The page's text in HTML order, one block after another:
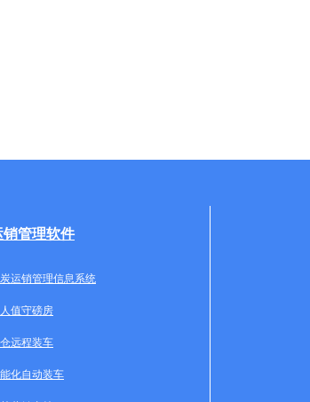
销管理软件
运销管理信息系统
值守磅房
远程装车
化自动装车